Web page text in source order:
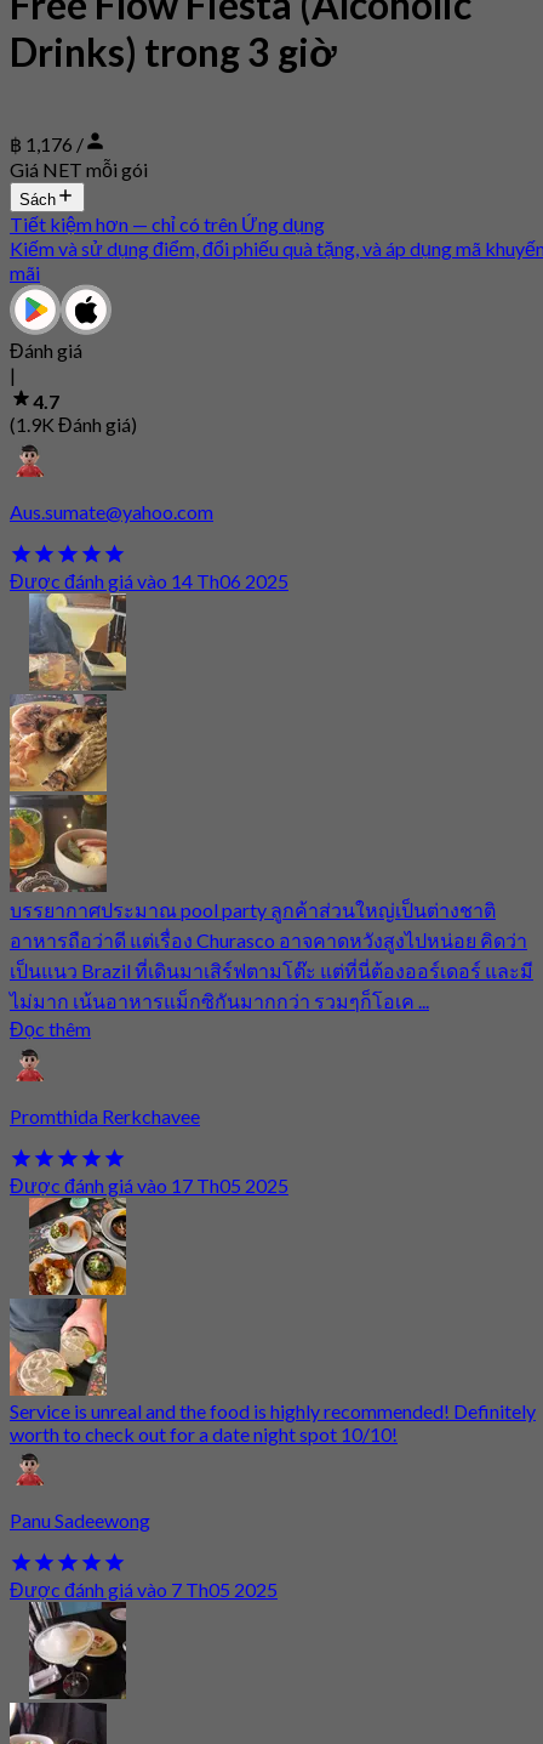
Drinks) trong 3 giờ
฿ 1,176 /
Giá NET mỗi gói
Sách
Tiết kiệm hơn — chỉ có trên Ứng dụng
Kiếm và sử dụng điểm, đổi phiếu quà tặng, và áp dụng mã
mãi
Đánh giá
|
4.7
(1.9K Đánh giá)
Aus.sumate@yahoo.com
Được đánh giá vào 14 Th06 2025
บรรยากาศประมาณ pool party ลูกค้าส่วนใหญ่เป็นต่างชาติ
อาหารถือว่าดี แต่เรื่อง Churasco อาจคาดหวังสูงไปหน่อย คิดว่า
เป็นแนว Brazil ที่เดินมาเสิร์ฟตามโต๊ะ แต่ที่นี่ต้องออร์เดอร์ และมี
ไม่มาก เน้นอาหารแม็กซิกันมากกว่า รวมๆก็โอเค ...
Đọc thêm
Promthida Rerkchavee
Được đánh giá vào 17 Th05 2025
Service is unreal and the food is highly recommended! Definitely
worth to check out for a date night spot 10/10!
Panu Sadeewong
Được đánh giá vào 7 Th05 2025